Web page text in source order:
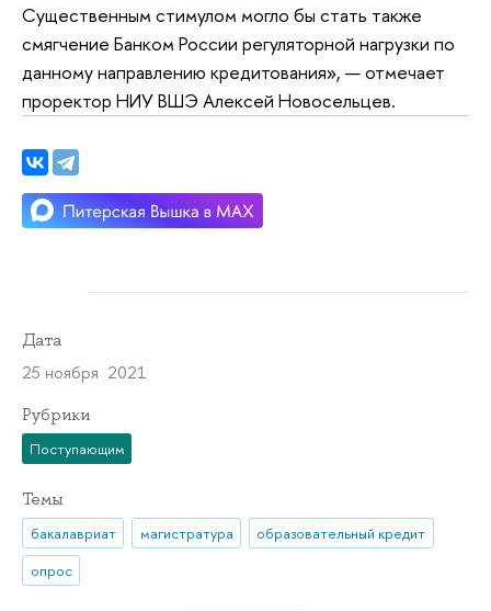
Существенным стимулом могло бы стать также
смягчение Банком России регуляторной нагрузки по
данному направлению кредитования», — отмечает
проректор НИУ ВШЭ Алексей Новосельцев.
Дата
25 ноября 2021
Рубрики
Поступающим
Темы
бакалавриат магистратура
образовательный кредит
опрос